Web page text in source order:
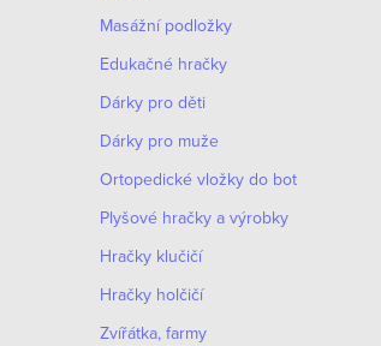
Masážní podložky
Edukačné hračky
Dárky pro děti
Dárky pro muže
Оrtopedické vložky do bot
Plyšové hračky a výrobky
Hračky klučičí
Hračky holčičí
Zvířátka, farmy